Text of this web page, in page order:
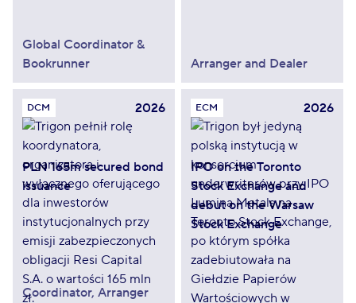
Global Coordinator &
Bookrunner
Arranger and Dealer
DCM 2026
PLN 165m secured bond
issuance
Coordinator, Arranger
ECM 2026
IPO on the Toronto
Stock Exchange and
debut on the Warsaw
Stock Exchange